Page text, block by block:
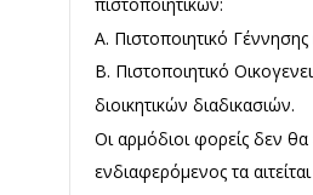
Α. Πιστοποιητικό Γέννησης
Β. Πιστοποιητικό
διοικητικών διαδικασιών.
Οι αρμόδιοι φορείς δεν
ενδιαφερόμενος τα